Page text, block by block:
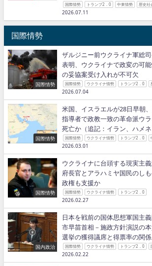
国際情勢 トランプ2．0 中東情勢 歴史社
2026.07.11
国際情勢
国際情勢
ザルジニー前ウクライナ軍総
表明、ウクライナで政変の可
の妥協案受け入れが不可欠
国際情勢 ウクライナ情勢 トランプ2．0
2026.07.04
国際情勢
米国、イスラエルが28日早朝
指導者で政教一致の革命派ウ
死亡か（追記：イラン、ハメネ
国際情勢 ウクライナ情勢 トランプ2．0
2026.03.01
国際情勢
ウクライナに台頭する現実主
府長官とアラハミヤ国民のし
政権も支援か
国際情勢 ウクライナ情勢 トランプ2．0
2026.02.27
国内政治
日本を戦前の国体思想軍国主
市早苗首相－施政方針演説の
選挙の獲得議席と得票率の関係
国際情勢 ウクライナ情勢 トランプ2．0
2026.02.22